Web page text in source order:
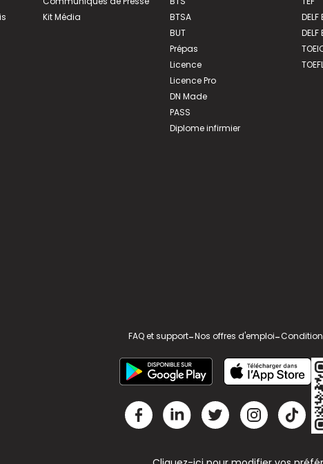
Kit Média
BTSA
BUT
Prépas
Licence
Licence Pro
DN Made
PASS
Diplome infirmier
DELF
DELF
FAQ et support-Nos offres d'emploi-